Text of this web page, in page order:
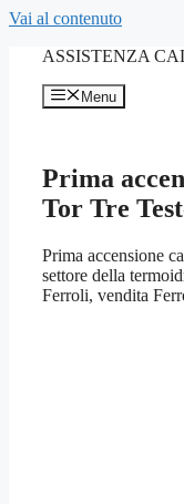
Vai al contenuto
ASSISTENZA
Menu
Prima
Tor Tre
Prima accensione
settore della
Ferroli, vendita